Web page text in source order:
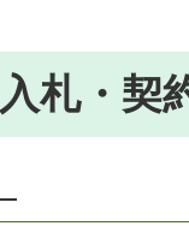
入札・契